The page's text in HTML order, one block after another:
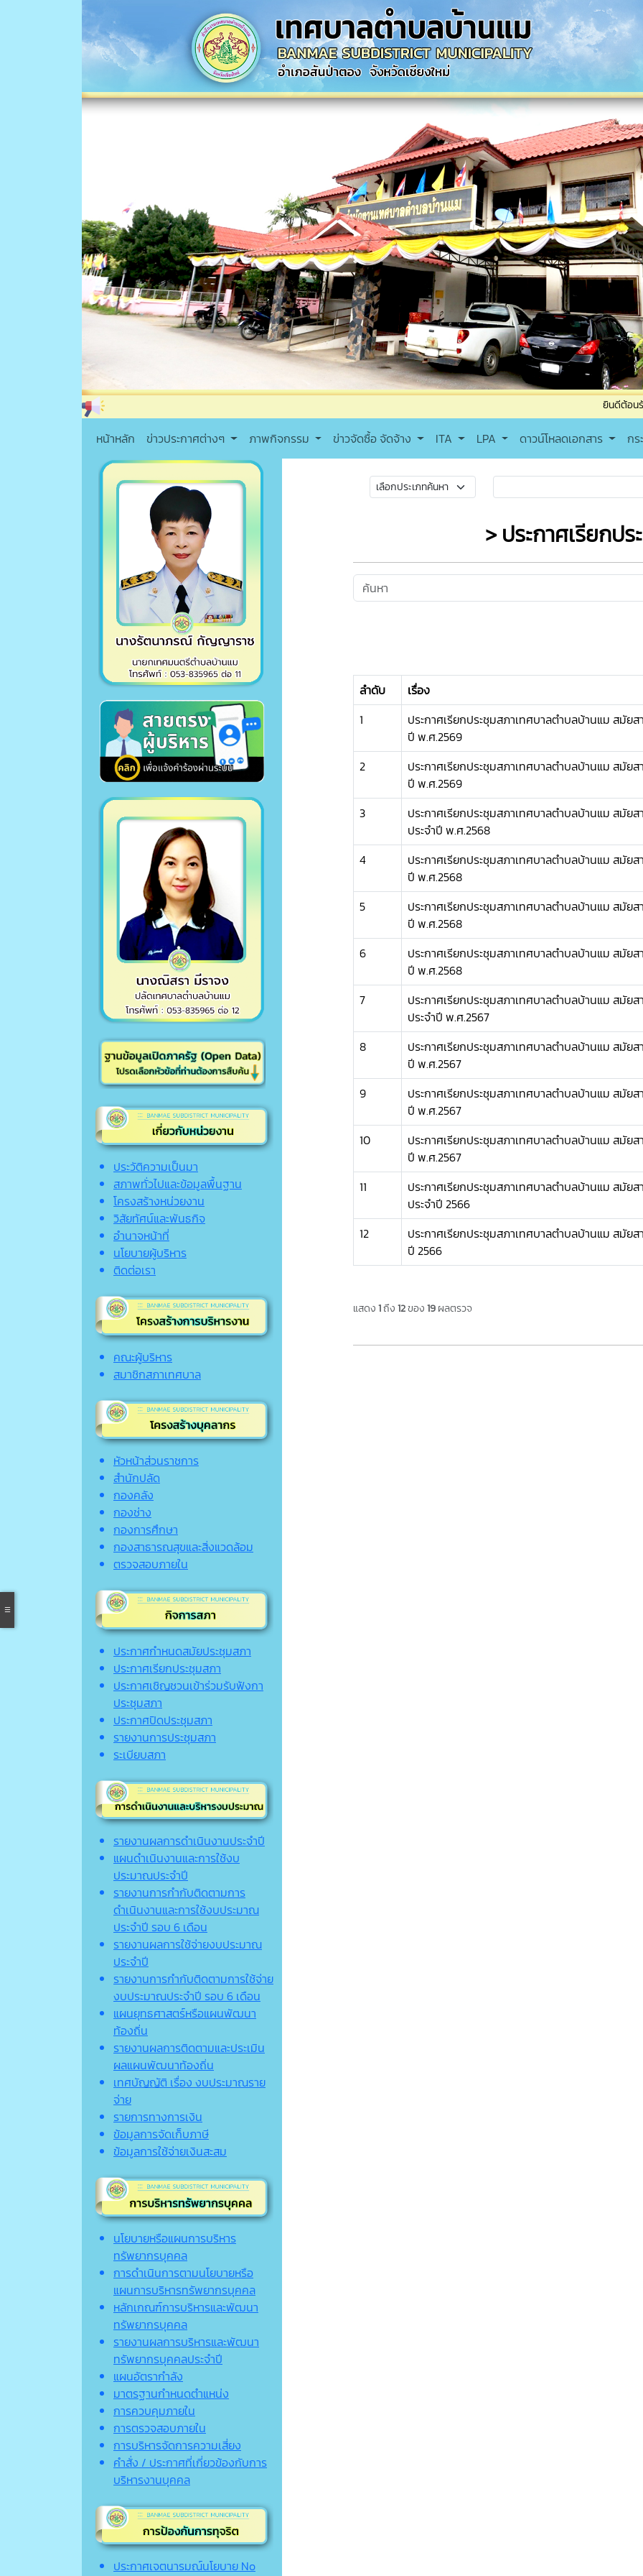
ยินดีต้อนรับเข้าสู่เทศ
หน้าหลัก ข่าวประกาศต่างๆ ภาพกิจกรรม ข่าวจัดซื้อ จัดจ้าง ITA LPA ดาวน์โหลดเอกสาร กร
ประวัติความเป็นมา
สภาพทั่วไปและข้อมูลพื้นฐาน
โครงสร้างหน่วยงาน
วิสัยทัศน์และพันธกิจ
อำนาจหน้าที่
นโยบายผู้บริหาร
ติดต่อเรา
คณะผู้บริหาร
สมาชิกสภาเทศบาล
หัวหน้าส่วนราชการ
สำนักปลัด
กองคลัง
กองช่าง
กองการศึกษา
กองสาธารณสุขและสิ่งแวดล้อม
ตรวจสอบภายใน
ประกาศกำหนดสมัยประชุมสภา
ประกาศเรียกประชุมสภา
ประกาศเชิญชวนเข้าร่วมรับฟังกา
ประชุมสภา
ประกาศปิดประชุมสภา
รายงานการประชุมสภา
ระเบียบสภา
รายงานผลการดำเนินงานประจำปี
แผนดำเนินงานและการใช้งบ
ประมาณประจำปี
รายงานการกำกับติดตามการ
ดำเนินงานและการใช้งบประมาณ
ประจำปี รอบ 6 เดือน
รายงานผลการใช้จ่ายงบประมาณ
ประจำปี
รายงานการกำกับติดตามการใช้จ่าย
งบประมาณประจำปี รอบ 6 เดือน
แผนยุทธศาสตร์หรือแผนพัฒนา
ท้องถิ่น
รายงานผลการติดตามและประเมิน
ผลแผนพัฒนาท้องถิ่น
เทศบัญญัติ เรื่อง งบประมาณราย
จ่าย
รายการทางการเงิน
ข้อมูลการจัดเก็บภาษี
ข้อมูลการใช้จ่ายเงินสะสม
นโยบายหรือแผนการบริหาร
ทรัพยากรบุคคล
การดำเนินการตามนโยบายหรือ
แผนการบริหารทรัพยากรบุคคล
หลักเกณฑ์การบริหารและพัฒนา
ทรัพยากรบุคคล
รายงานผลการบริหารและพัฒนา
ทรัพยากรบุคคลประจำปี
แผนอัตรากำลัง
มาตรฐานกำหนดตำแหน่ง
การควบคุมภายใน
การตรวจสอบภายใน
การบริหารจัดการความเสี่ยง
คำสั่ง / ประกาศที่เกี่ยวข้องกับการ
บริหารงานบุคคล
ประกาศเจตนารมณ์นโยบาย No
> ประกาศเรียกป
ลำดับ เรื่อง
1
ประกาศเรียกประชุมสภาเทศบาลตำบลบ้านแม สมัย
ปี พ.ศ.2569
2
ประกาศเรียกประชุมสภาเทศบาลตำบลบ้านแม สมัย
ปี พ.ศ.2569
3
ประกาศเรียกประชุมสภาเทศบาลตำบลบ้านแม สมัย
ประจำปี พ.ศ.2568
4
ประกาศเรียกประชุมสภาเทศบาลตำบลบ้านแม สมัย
ปี พ.ศ.2568
5
ประกาศเรียกประชุมสภาเทศบาลตำบลบ้านแม สมัย
ปี พ.ศ.2568
6
ประกาศเรียกประชุมสภาเทศบาลตำบลบ้านแม สมัย
ปี พ.ศ.2568
7
ประกาศเรียกประชุมสภาเทศบาลตำบลบ้านแม สมัย
ประจำปี พ.ศ.2567
8
ประกาศเรียกประชุมสภาเทศบาลตำบลบ้านแม สมัย
ปี พ.ศ.2567
9
ประกาศเรียกประชุมสภาเทศบาลตำบลบ้านแม สมัย
ปี พ.ศ.2567
10
ประกาศเรียกประชุมสภาเทศบาลตำบลบ้านแม สมัย
ปี พ.ศ.2567
11
ประกาศเรียกประชุมสภาเทศบาลตำบลบ้านแม สมัย
ประจำปี 2566
12
ประกาศเรียกประชุมสภาเทศบาลตำบลบ้านแม สมัย
ปี 2566
แสดง1ถึง12ของ19ผลตรวจ